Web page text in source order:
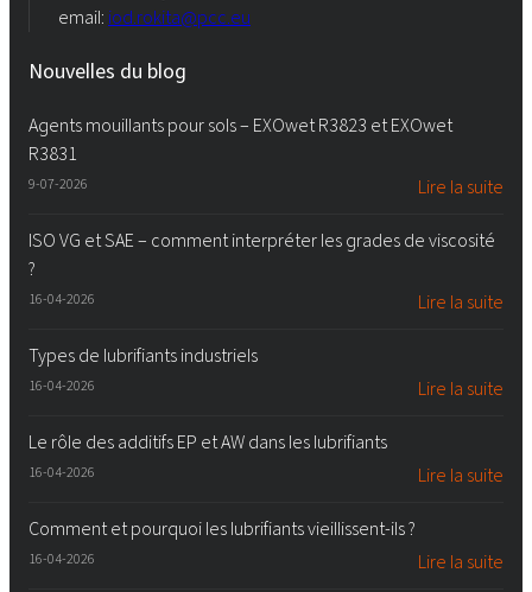
email: iod.rokita@pcc.eu
Nouvelles du blog
Agents mouillants pour sols – EXOwet R3823 et EXOwet
R3831
9-07-2026 Lire la suite
ISO VG et SAE – comment interpréter les grades de viscosité
?
16-04-2026 Lire la suite
Types de lubrifiants industriels
16-04-2026 Lire la suite
Le rôle des additifs EP et AW dans les lubrifiants
16-04-2026 Lire la suite
Comment et pourquoi les lubrifiants vieillissent-ils ?
16-04-2026 Lire la suite